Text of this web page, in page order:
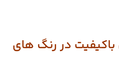
در رنگ های